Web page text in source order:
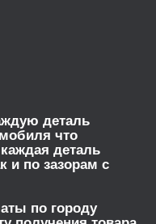
деталь
что
деталь
и по зазорам с
по городу